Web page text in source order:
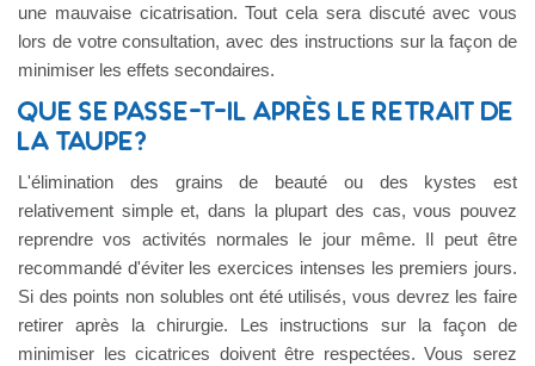
une mauvaise cicatrisation. Tout cela sera discuté avec vous
lors de votre consultation, avec des instructions sur la façon de
minimiser les effets secondaires.
QUE SE PASSE-T-IL APRÈS LE RETRAIT DE
LA TAUPE?
L'élimination des grains de beauté ou des kystes est
relativement simple et, dans la plupart des cas, vous pouvez
reprendre vos activités normales le jour même. Il peut être
recommandé d'éviter les exercices intenses les premiers jours.
Si des points non solubles ont été utilisés, vous devrez les faire
retirer après la chirurgie. Les instructions sur la façon de
minimiser les cicatrices doivent être respectées. Vous serez